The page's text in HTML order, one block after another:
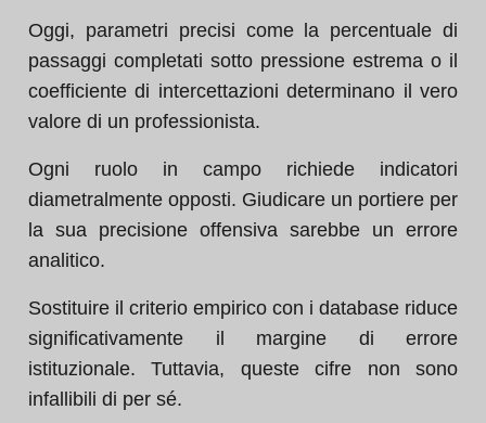
Oggi, parametri precisi come la percentuale di
passaggi completati sotto pressione estrema o il
coefficiente di intercettazioni determinano il vero
valore di un professionista.
Ogni ruolo in campo richiede indicatori
diametralmente opposti. Giudicare un portiere per
la sua precisione offensiva sarebbe un errore
analitico.
Sostituire il criterio empirico con i database riduce
significativamente il margine di errore
istituzionale. Tuttavia, queste cifre non sono
infallibili di per sé.